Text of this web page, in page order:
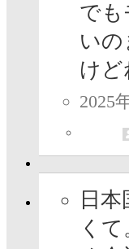
でも
いの
けど
2025
日
く